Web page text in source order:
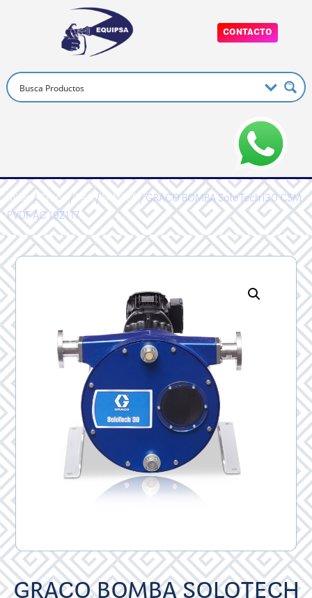
CONTACTO
Inicio/Graco/PRO/FAMPPP/ GRACO BOMBA SoloTech i30 CSM
PVDF AC 19Z117
GRACO BOMBA SOLOTECH